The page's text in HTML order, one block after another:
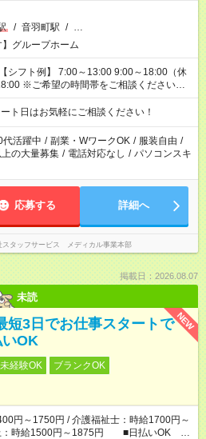
/ 音羽町駅 / …
】グループホーム
ださい。
則的な勤務等も相談OK！
日はお気軽にご相談ください！
代活躍中 / 副業・WワークOK / 服装自由 /
の大量募集 / 電話対応なし / パソコンスキ
応募する 詳細へ
スタッフサービス メディカル事業本部
掲載日：2026.08.07
未読
NEW
短3日でお仕事スタートで
OK
経験OK
ブランクOK
円～1750円 / 介護福祉士：時給1700円～
：時給1500円～1875円 ■日払いOK ■